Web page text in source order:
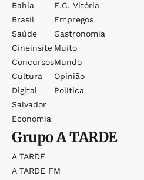
Bahia
Brasil
Saúde
Cineinsite
Concursos
Cultura
Digital
Salvador
Economia
E.c. Vitória
Empregos
Gastronomia
Muito
Mundo
Opinião
Política
GrupoA TARDE
A TARDE
A TARDE FM